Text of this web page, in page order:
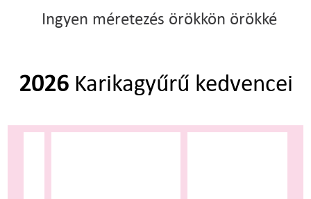
Ingyen méretezés örökkön örökké
2026Karikagyűrű kedvencei